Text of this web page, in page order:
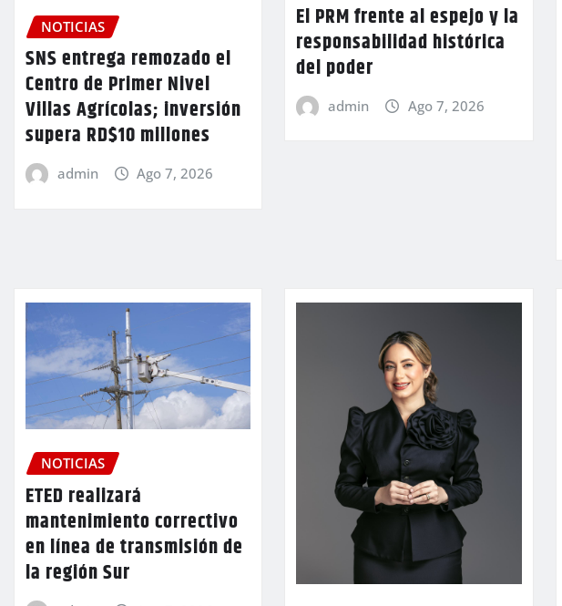
NOTICIAS
SNS entrega remozado el
Centro de Primer Nivel
Villas Agrícolas; inversión
supera RD$10 millones
admin Ago 7, 2026
El PRM frente al espejo y la
responsabilidad histórica
del poder
admin Ago 7, 2026
NOTICIAS
ETED realizará
mantenimiento correctivo
en línea de transmisión de
la región Sur